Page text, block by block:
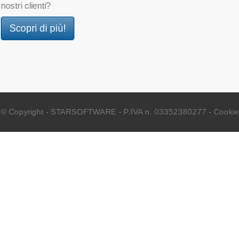
nostri clienti?
Scopri di più!
© Copyright - STARSOFTWARE - P.IVA n. 03352380277 -